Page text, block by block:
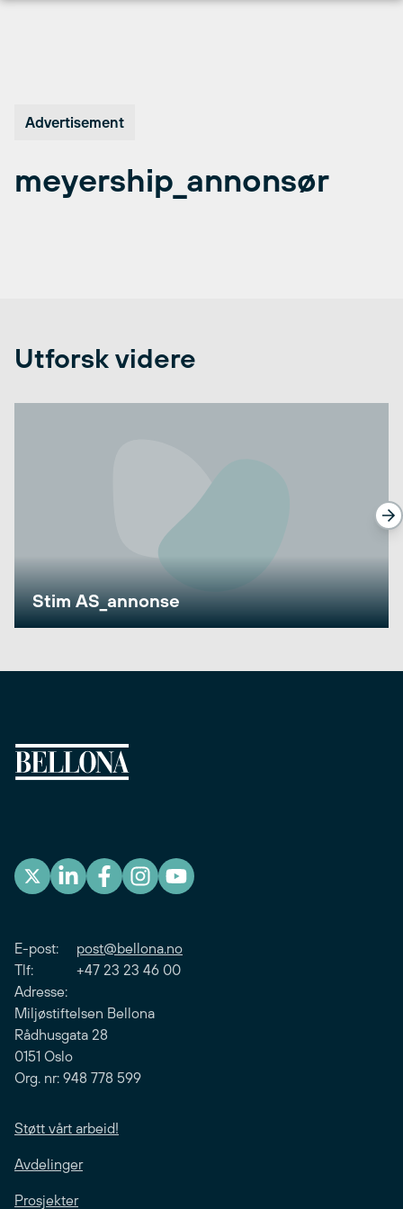
Advertisement
meyership_annonsør
Utforsk videre
Stim AS_annonse
E-post: post@bellona.no
Tlf: +47 23 23 46 00
Adresse:
Miljøstiftelsen Bellona
Rådhusgata 28
0151 Oslo
Org. nr: 948 778 599
Støtt vårt arbeid!
Avdelinger
Prosjekter